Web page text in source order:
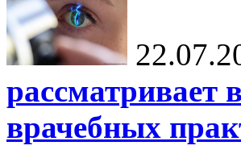
рассматривает
врачебных